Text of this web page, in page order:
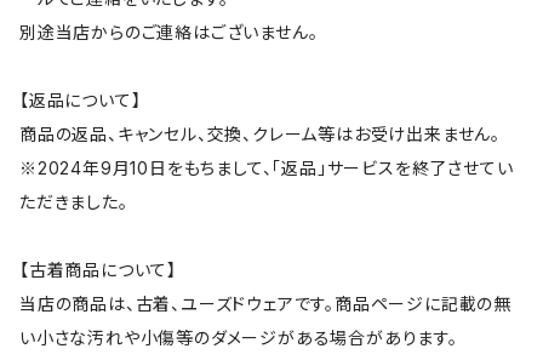
別途当店からのご連絡はございません。
【返品について】
商品の返品、キャンセル、交換、クレーム等はお受け出来ません。
※2024年9月10日をもちまして、「返品」サービスを終了させてい
ただきました。
【古着商品について】
当店の商品は、古着、ユーズドウェアです。商品ページに記載の無
い小さな汚れや小傷等のダメージがある場合があります。